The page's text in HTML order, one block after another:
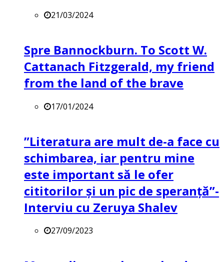
21/03/2024
Spre Bannockburn. To Scott W.
Cattanach Fitzgerald, my friend
from the land of the brave
17/01/2024
”Literatura are mult de-a face cu
schimbarea, iar pentru mine
este important să le ofer
cititorilor și un pic de speranță”-
Interviu cu Zeruya Shalev
27/09/2023